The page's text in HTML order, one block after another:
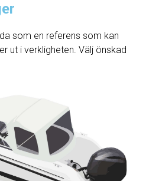
som en referens som kan
ut i verkligheten. Välj önskad